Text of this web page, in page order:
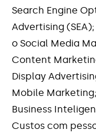
Search Engine
Advertising (SEA);
o Social Media
Content
Display
Mobile Marketing;
Business
Custos com